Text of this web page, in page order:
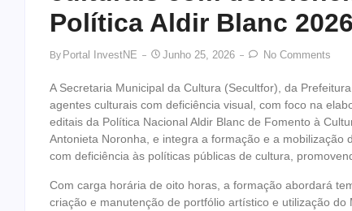
Política Aldir Blanc 2026
By Portal InvestNE Junho 25, 2026 No Comments
A Secretaria Municipal da Cultura (Secultfor), da
agentes culturais com deficiência visual, com foco na
editais da Política Nacional Aldir Blanc de Fomento à
Antonieta Noronha, e integra a formação e a
com deficiência às políticas públicas de cultura,
Com carga horária de oito horas, a formação abordará
criação e manutenção de portfólio artístico e utilização